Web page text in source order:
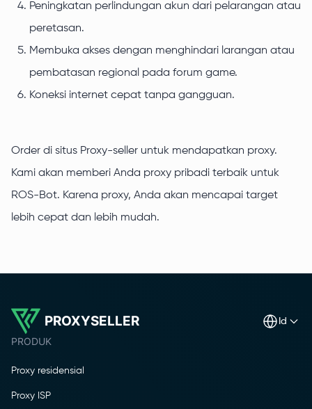
Peningkatan perlindungan akun dari pelarangan atau
peretasan.
Membuka akses dengan menghindari larangan atau
pembatasan regional pada forum game.
Koneksi internet cepat tanpa gangguan.
Order di situs Proxy-seller untuk mendapatkan proxy.
Kami akan memberi Anda proxy pribadi terbaik untuk
ROS-Bot. Karena proxy, Anda akan mencapai target
lebih cepat dan lebih mudah.
PROXYSELLER id
PRODUK
Proxy residensial
Proxy ISP